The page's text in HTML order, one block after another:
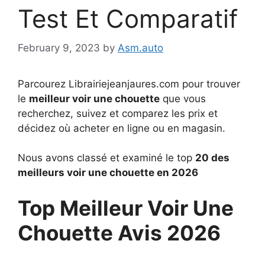
Test Et Comparatif
February 9, 2023 by Asm.auto
Parcourez Librairiejeanjaures.com pour trouver
le meilleur voir une chouette que vous
recherchez, suivez et comparez les prix et
décidez où acheter en ligne ou en magasin.
Nous avons classé et examiné le top 20 des
meilleurs voir une chouette en 2026
Top Meilleur Voir Une
Chouette Avis 2026